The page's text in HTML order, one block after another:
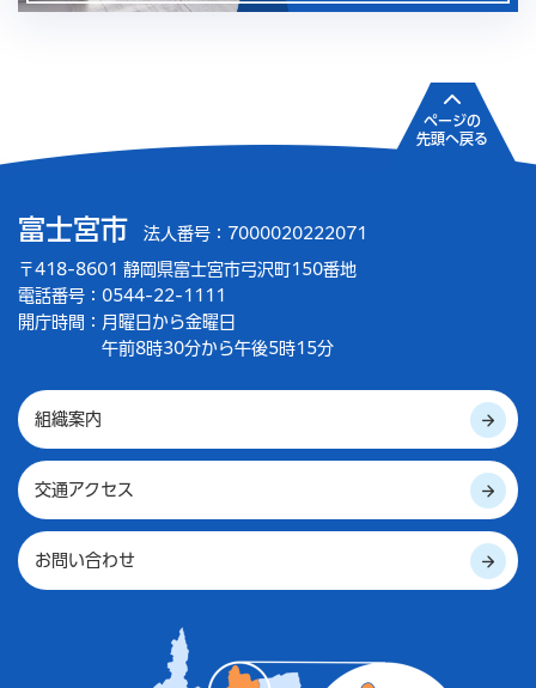
富士宮市 法人番号：7000020222071
〒418-8601 静岡県富士宮市弓沢町150番地
電話番号：0544-22-1111
開庁時間： 月曜日から金曜日
午前8時30分から午後5時15分
組織案内
交通アクセス
お問い合わせ
ページの
先頭へ戻る